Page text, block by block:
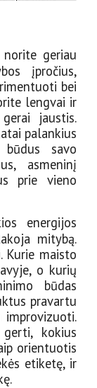
geriau
įpročius,
bei
lengvai ir
jaustis.
palankius
savo
asmeninį
prie vieno
energijos
mitybą.
Kurie maisto
o kurių
būdas
pravartu
kokius
orientuotis
etiketę, ir